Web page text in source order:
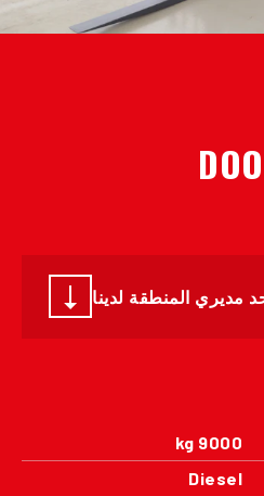
مديري المنطقة لدينا
9000 kg
Diesel